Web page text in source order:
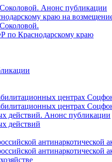
Анонс публикации
краю на
по Краснодарскому краю
центрах
центрах
действий. Анонс публикации
действий